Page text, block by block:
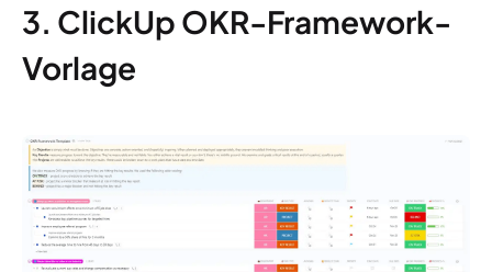
3. ClickUp OKR-Framework-
Vorlage